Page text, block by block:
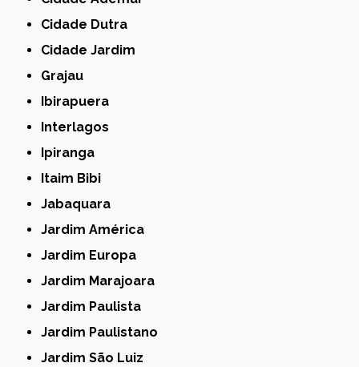
Cidade Dutra
Cidade Jardim
Grajau
Ibirapuera
Interlagos
Ipiranga
Itaim Bibi
Jabaquara
Jardim América
Jardim Europa
Jardim Marajoara
Jardim Paulista
Jardim Paulistano
Jardim São Luiz